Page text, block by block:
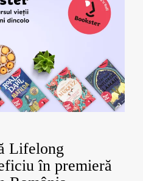
Lifelong
în premieră